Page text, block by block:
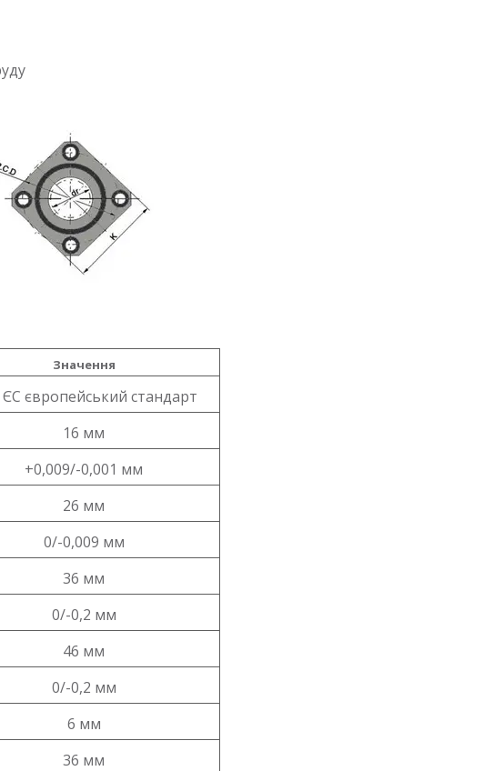
Значення
ЄС європейський стандарт
16 мм
+0,009/-0,001 мм
26 мм
0/-0,009 мм
36 мм
0/-0,2 мм
46 мм
0/-0,2 мм
6 мм
36 мм